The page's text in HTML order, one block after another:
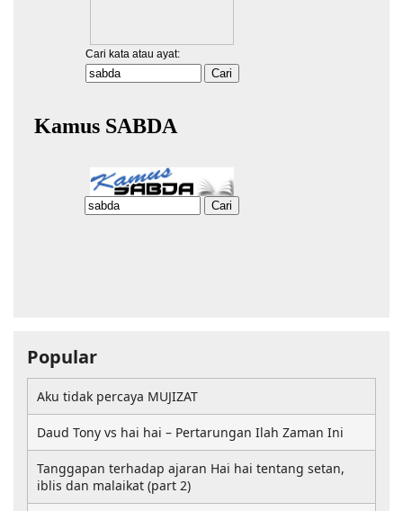
Popular
Aku tidak percaya MUJIZAT
Daud Tony vs hai hai – Pertarungan Ilah Zaman Ini
Tanggapan terhadap ajaran Hai hai tentang setan,
iblis dan malaikat (part 2)